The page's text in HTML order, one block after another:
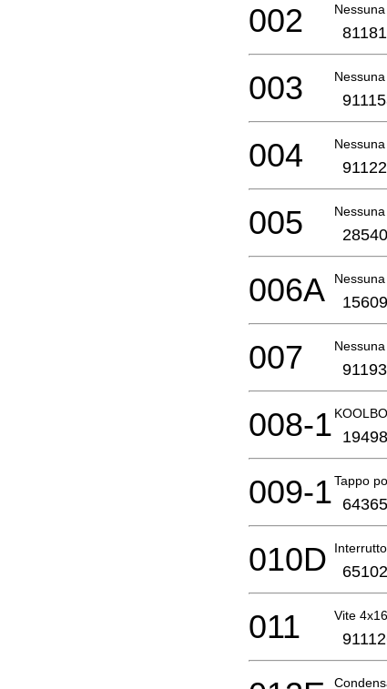
002
003
004
005
006A
007
008-1
Tappo
009-1
010D
Vite 4x16
011